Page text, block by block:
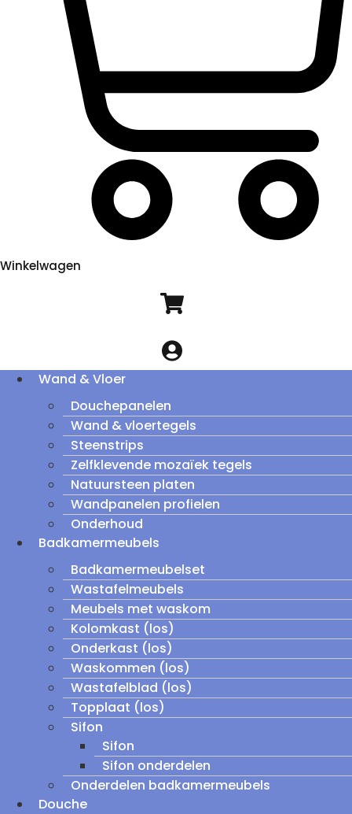
Winkelwagen
Wand & Vloer
Douchepanelen
Wand & vloertegels
Steenstrips
Zelfklevende mozaïek tegels
Natuursteen platen
Wandpanelen profielen
Onderhoud
Badkamermeubels
Badkamermeubelset
Wastafelmeubels
Meubels met waskom
Kolomkast (los)
Onderkast (los)
Waskommen (los)
Wastafelblad (los)
Topplaat (los)
Sifon
Sifon
Sifon onderdelen
Onderdelen badkamermeubels
Douche